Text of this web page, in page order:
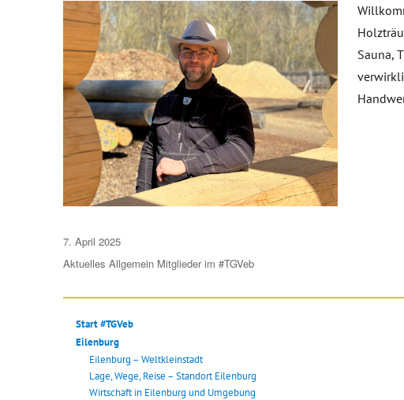
Sauna,
Veröffentlicht
am
7. April 2025
Aktuelles Allgemein Mitglieder im #TGVeb
Start #TGVeb
Eilenburg
Eilenburg – Weltkleinstadt
Lage, Wege, Reise – Standort Eilenburg
Wirtschaft in Eilenburg und Umgebung